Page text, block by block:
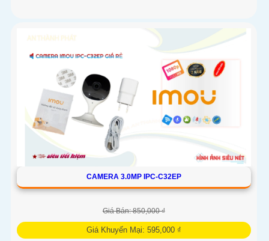
CAMERA 3.0MP IPC-C32EP
Giá Bán: 850,000 ₫
Giá Khuyến Mại: 595,000 ₫